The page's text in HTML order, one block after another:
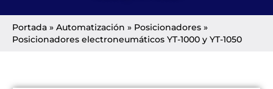
Portada » Automatización » Posicionadores »
Posicionadores electroneumáticos YT-1000 y YT-1050